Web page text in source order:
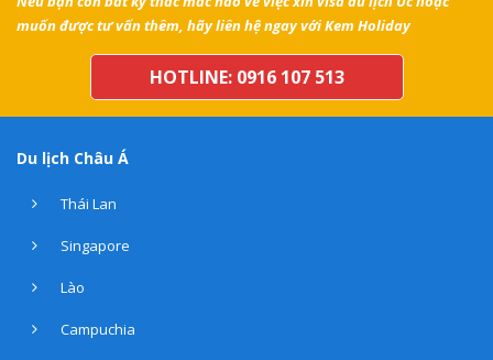
muốn được tư vấn thêm, hãy liên hệ ngay với Kem Holiday
HOTLINE: 0916 107 513
Du lịch Châu Á
Thái Lan
Singapore
Lào
Campuchia